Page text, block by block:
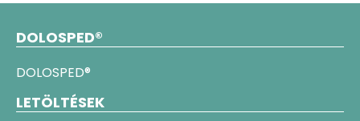
DOLOSPED®
DOLOSPED®
LETÖLTÉSEK